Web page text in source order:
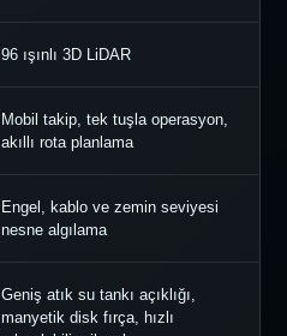
96 ışınlı 3D LiDAR
Mobil takip, tek tuşla operasyon,
akıllı rota planlama
Engel, kablo ve zemin seviyesi
nesne algılama
Geniş atık su tankı açıklığı,
manyetik disk fırça, hızlı